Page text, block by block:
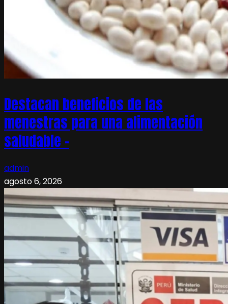
Destacan beneficios de las
menestras para una alimentación
saludable –
admin
agosto 6, 2026